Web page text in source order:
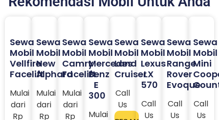
Sewa
Mobil
Vellfire
Facelift
Mulai
dari
Rp
Sewa
Mobil
New
Alphard
Mulai
dari
Rp
Sewa
Mobil
Camry
Facelift
Mulai
dari
Rp
Sewa
Mobil
Mercedes
Benz
E
300
Mulai
Sewa
Mobil
Land
Cruiser
Call
Us
Sewa
Mobil
Lexus
LX
570
Call
Us
Sewa
Mobil
Range
Rover
Evoque
Call
Us
Sewa
Mobil
Mini
Call
Us